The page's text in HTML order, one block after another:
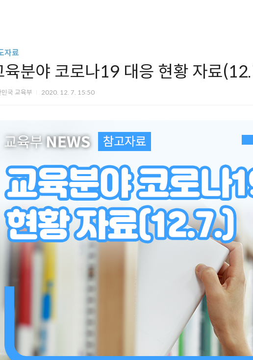
자료
육분야 코로나19 대응 현황 자료
국 교육부 2020. 12. 7. 15:50